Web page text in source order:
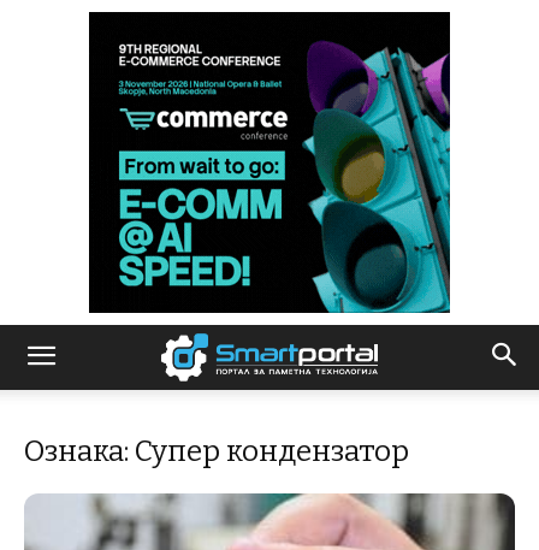
Ознака: Супер кондензатор